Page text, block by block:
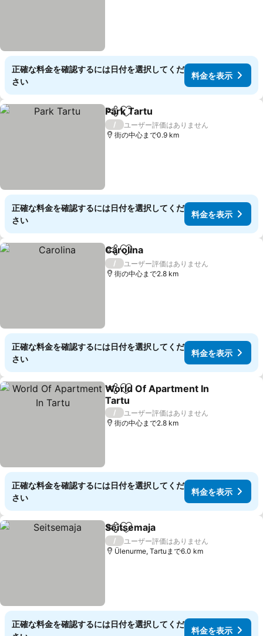
正確な料金を確認するには日付を選択してくだ
さい
料金を表示
シェアお気に入りに追加
Park Tartu
/
ユーザー評価はありません
街の中心まで0.9 km
正確な料金を確認するには日付を選択してくだ
さい
料金を表示
シェアお気に入りに追加
Carolina
/
ユーザー評価はありません
街の中心まで2.8 km
正確な料金を確認するには日付を選択してくだ
さい
料金を表示
シェアお気に入りに追加
World Of Apartment In
Tartu
料金を表示
/
ユーザー評価はありません
街の中心まで2.8 km
正確な料金を確認するには日付を選択してくだ
さい
料金を表示
シェアお気に入りに追加
Seitsemaja
/
ユーザー評価はありません
Ülenurme, Tartuまで6.0 km
正確な料金を確認するには日付を選択してくだ
料金を表示